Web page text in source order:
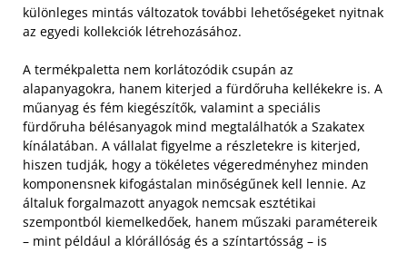
különleges mintás változatok további lehetőségeket nyitnak
az egyedi kollekciók létrehozásához.
A termékpaletta nem korlátozódik csupán az
alapanyagokra, hanem kiterjed a fürdőruha kellékekre is. A
műanyag és fém kiegészítők, valamint a speciális
fürdőruha bélésanyagok mind megtalálhatók a Szakatex
kínálatában. A vállalat figyelme a részletekre is kiterjed,
hiszen tudják, hogy a tökéletes végeredményhez minden
komponensnek kifogástalan minőségűnek kell lennie. Az
általuk forgalmazott anyagok nemcsak esztétikai
szempontból kiemelkedőek, hanem műszaki paramétereik
– mint például a klórállóság és a színtartósság – is